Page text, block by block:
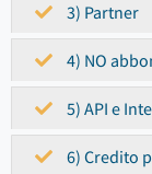
3) Partner
4) NO
5) API e
6) Credito